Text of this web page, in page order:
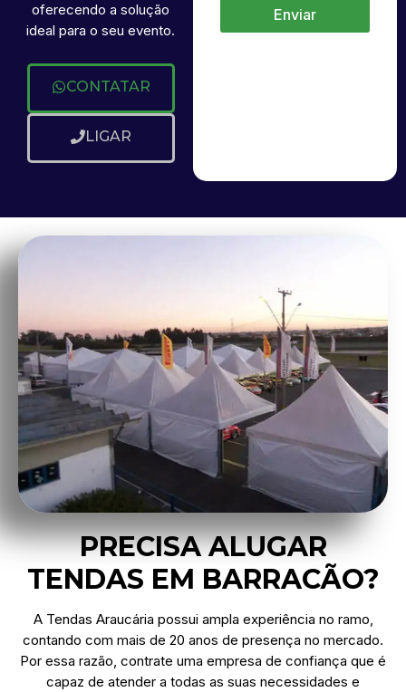
oferecendo a solução
ideal para o seu evento.
CONTATAR
LIGAR
Enviar
PRECISA ALUGAR
TENDAS EM BARRACÃO?
A Tendas Araucária possui ampla experiência no ramo,
contando com mais de 20 anos de presença no mercado.
Por essa razão, contrate uma empresa de confiança que é
capaz de atender a todas as suas necessidades e